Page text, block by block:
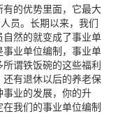
的优势里面，它最大
员。长期以来，我们
然的就变成了事业单
业单位编制，事业单
谓铁饭碗的这些福利
有退休以后的养老保
业的发展，你的升
我们的事业单位编制